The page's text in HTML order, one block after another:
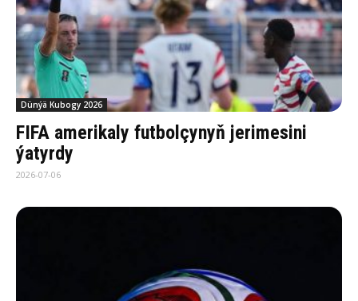
Dünýä Kubogy 2026
FIFA amerikaly futbolçynyň jerimesini
ýatyrdy
2026-07-06